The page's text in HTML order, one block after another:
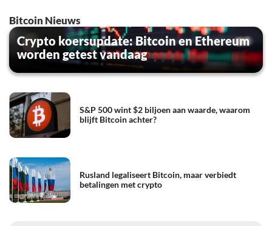
Bitcoin Nieuws
Crypto koersupdate: Bitcoin en Ethereum
worden getest vandaag
S&P 500 wint $2 biljoen aan waarde, waarom
blijft Bitcoin achter?
Rusland legaliseert Bitcoin, maar verbiedt
betalingen met crypto